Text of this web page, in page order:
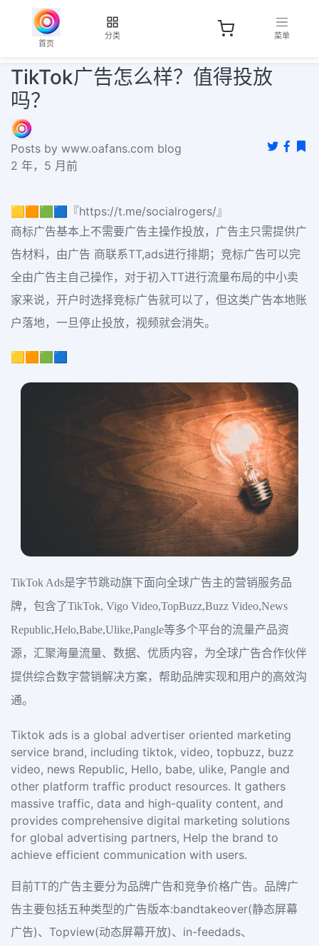
首页
分类 菜单
TikTok广告怎么样？值得投放
吗？
Posts by www.oafans.com blog
2 年，5 月前
🟨🟧🟩🟦『https://t.me/socialrogers/』
商标广告基本上不需要广告主操作投放，广告主只需提供广
告材料，由广告 商联系TT,ads进行排期；竞标广告可以完
全由广告主自己操作，对于初入TT进行流量布局的中小卖
家来说，开户时选择竞标广告就可以了，但这类广告本地账
户落地，一旦停止投放，视频就会消失。
🟨🟧🟩🟦
TikTok Ads是字节跳动旗下面向全球广告主的营销服务品
牌，包含了TikTok, Vigo Video,TopBuzz,Buzz Video,News
Republic,Helo,Babe,Ulike,Pangle等多个平台的流量产品资
源，汇聚海量流量、数据、优质内容，为全球广告合作伙伴
提供综合数字营销解决方案，帮助品牌实现和用户的高效沟
通。
Tiktok ads is a global advertiser oriented marketing
service brand, including tiktok, video, topbuzz, buzz
video, news Republic, Hello, babe, ulike, Pangle and
other platform traffic product resources. It gathers
massive traffic, data and high-quality content, and
provides comprehensive digital marketing solutions
for global advertising partners, Help the brand to
achieve efficient communication with users.
目前TT的广告主要分为品牌广告和竞争价格广告。品牌广
告主要包括五种类型的广告版本:bandtakeover(静态屏幕
广告)、Topview(动态屏幕开放)、in-feedads、